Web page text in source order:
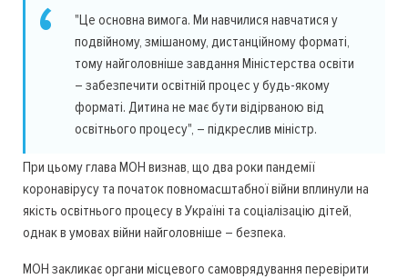
"Це основна вимога. Ми навчилися навчатися у
подвійному, змішаному, дистанційному форматі,
тому найголовніше завдання Міністерства освіти
– забезпечити освітній процес у будь-якому
форматі. Дитина не має бути відірваною від
освітнього процесу", – підкреслив міністр.
При цьому глава МОН визнав, що два роки пандемії
коронавірусу та початок повномасштабної війни вплинули на
якість освітнього процесу в Україні та соціалізацію дітей,
однак в умовах війни найголовніше – безпека.
МОН закликає органи місцевого самоврядування перевірити